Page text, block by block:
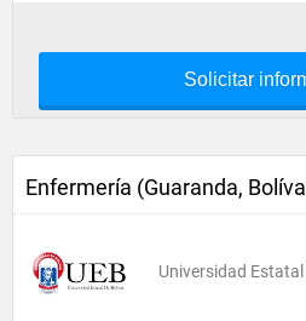
Solicitar
Enfermería (Guaranda,
Universidad